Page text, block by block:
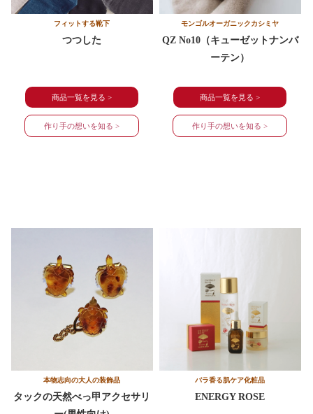
フィットする靴下
つつした
商品一覧を見る >
作り手の想いを知る >
モンゴルオーガニックカシミヤ
QZ No10（キューゼットナンバ
ーテン）
商品一覧を見る >
作り手の想いを知る >
本物志向の大人の装飾品
タックの天然べっ甲アクセサリ
バラ香る肌ケア化粧品
ENERGY ROSE